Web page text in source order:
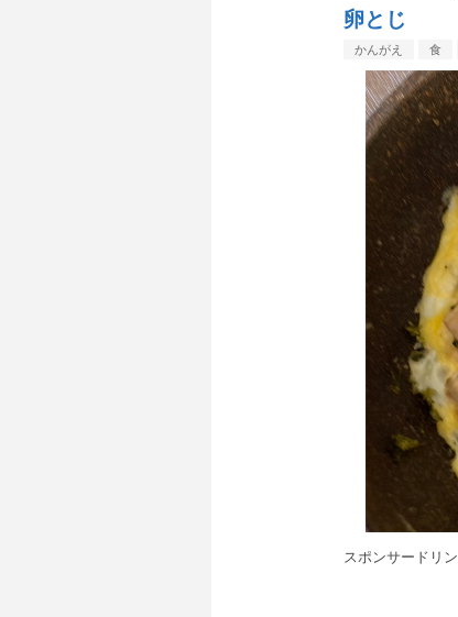
卵とじ
かんがえ 食
スポンサードリ